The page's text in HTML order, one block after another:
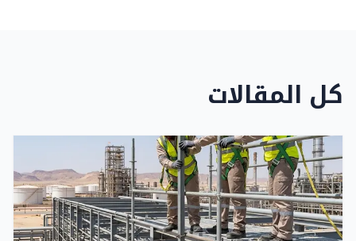
كل المقالات